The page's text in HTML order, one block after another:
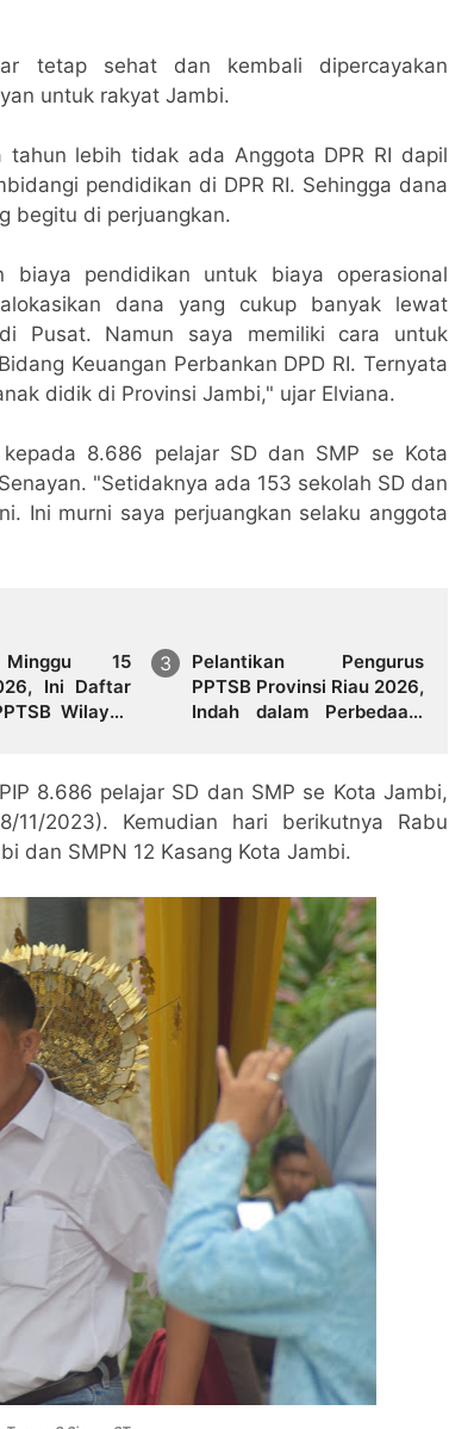
tetap sehat dan kembali dipercayakan
untuk rakyat Jambi.
lebih tidak ada Anggota DPR RI dapil
pendidikan di DPR RI. Sehingga dana
begitu di perjuangkan.
biaya pendidikan untuk biaya operasional
dana yang cukup banyak lewat
Pusat. Namun saya memiliki cara untuk
Keuangan Perbankan DPD RI. Ternyata
didik di Provinsi Jambi," ujar Elviana.
8.686 pelajar SD dan SMP se Kota
"Setidaknya ada 153 sekolah SD dan
Ini murni saya perjuangkan selaku anggota
15
Ini Daftar
Wilayah
Pelantikan Pengurus
PPTSB Provinsi Riau 2026,
Indah dalam Perbedaan,
PPTSB
8.686 pelajar SD dan SMP se Kota Jambi,
2023). Kemudian hari berikutnya Rabu
dan SMPN 12 Kasang Kota Jambi.